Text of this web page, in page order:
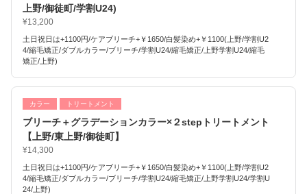
上野/御徒町/学割U24)
¥13,200
土日祝日は+1100円/ケアブリーチ+￥1650/白髪染め+￥1100(上野/学割U2
4/縮毛矯正/ダブルカラー/ブリーチ/学割U24/縮毛矯正/上野学割U24/縮毛
矯正/上野)
カラー トリートメント
ブリーチ＋グラデーションカラー×２stepトリートメント
【上野/東上野/御徒町】
¥14,300
土日祝日は+1100円/ケアブリーチ+￥1650/白髪染め+￥1100(上野/学割U2
4/縮毛矯正/ダブルカラー/ブリーチ/学割U24/縮毛矯正/上野学割U24/学割U
24/上野)